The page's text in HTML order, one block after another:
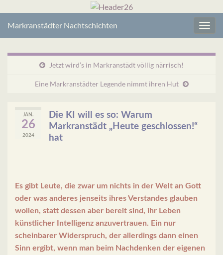
Markranstädter Nachtschichten
Jetzt wird’s in Markranstädt völlig närrisch!
Eine Markranstädter Legende nimmt ihren Hut
JAN.
26
2024
Die KI will es so: Warum
Markranstädt „Heute geschlossen!“
hat
Es gibt Leute, die zwar um nichts in der Welt an Gott
oder was anderes jenseits ihres Verstandes glauben
wollen, statt dessen aber bereit sind, ihr Leben
künstlicher Intelligenz anzuvertrauen. Ein nur
scheinbarer Widerspruch, der allerdings dann einen
Sinn ergibt, wenn man beim Nachdenken der eigenen